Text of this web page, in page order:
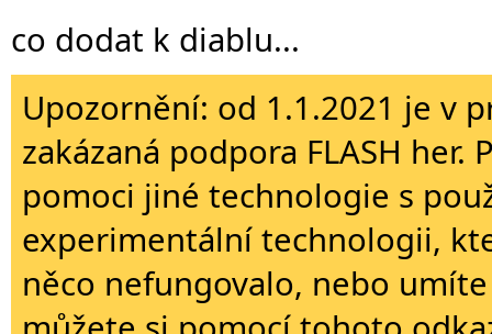
co dodat k diablu...
Upozornění: od 1.1.2021 je v
zakázaná podpora FLASH
pomoci jiné technologie s
experimentální technologii,
něco nefungovalo, nebo